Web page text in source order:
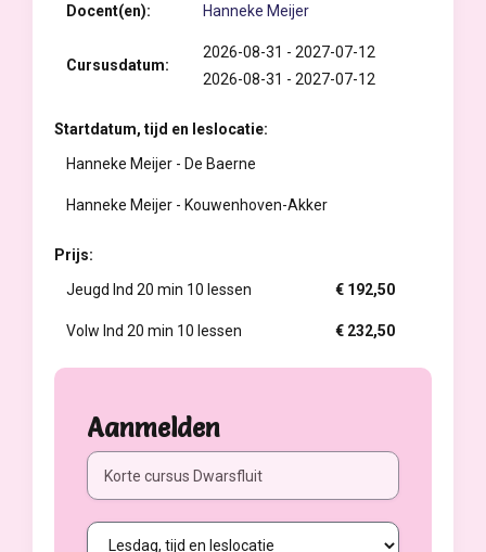
Docent(en): Hanneke Meijer
Cursusdatum:
2026-08-31 - 2027-07-12
2026-08-31 - 2027-07-12
Startdatum, tijd en leslocatie:
Hanneke Meijer - De Baerne
Hanneke Meijer - Kouwenhoven-Akker
Prijs:
Jeugd Ind 20 min 10 lessen
€ 192,50
Volw Ind 20 min 10 lessen € 232,50
Aanmelden